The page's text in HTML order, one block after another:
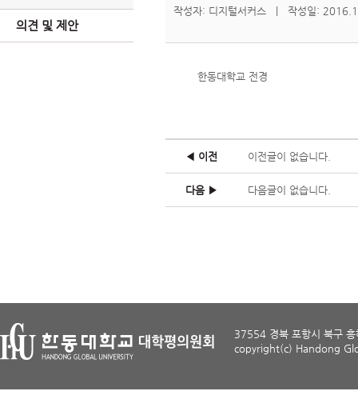
의견 및 제안
작성자: 디지털서커스 | 작성일:
한동대학교 전경
◀ 이전 이전글이 없습니다.
다음 ▶ 다음글이 없습니다.
37554 경북 포항시 북구
copyright(c) Handong